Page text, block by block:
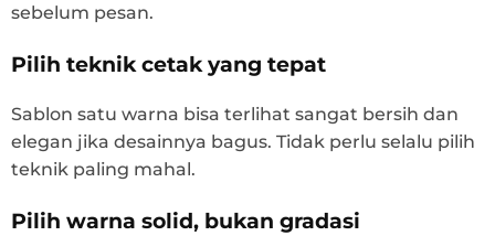
sebelum pesan.
Pilih teknik cetak yang tepat
Sablon satu warna bisa terlihat sangat bersih dan
elegan jika desainnya bagus. Tidak perlu selalu pilih
teknik paling mahal.
Pilih warna solid, bukan gradasi